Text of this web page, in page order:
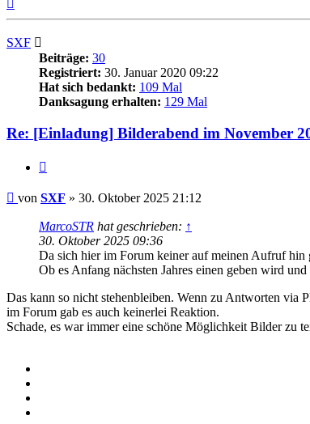
SXF
Beiträge: 30
Registriert: 30. Januar 2020 09:22
Hat sich bedankt: 109 Mal
Danksagung erhalten: 129 Mal
Re: [Einladung] Bilderabend im November
Beitrag
von SXF » 30. Oktober 2025 21:12
MarcoSTR hat geschrieben: ↑
30. Oktober 2025 09:36
Da sich hier im Forum keiner auf meinen Aufruf hin
Ob es Anfang nächsten Jahres einen geben wird
Das kann so nicht stehenbleiben. Wenn zu Antworten
im Forum gab es auch keinerlei Reaktion.
Schade, es war immer eine schöne Möglichkeit Bilder zu